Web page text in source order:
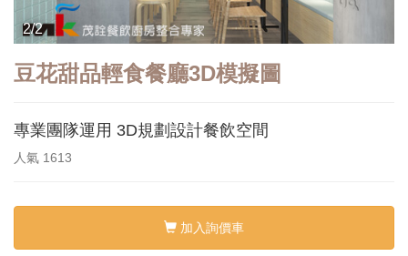
2/2
豆花甜品輕食餐廳3D模擬圖
專業團隊運用 3D規劃設計餐飲空間
人氣 1613
加入詢價車